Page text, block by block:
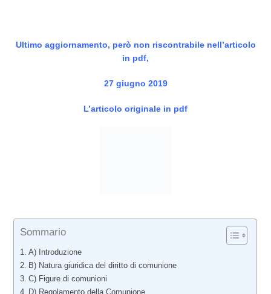
Ultimo aggiornamento, però non riscontrabile nell’articolo
in pdf,
27 giugno 2019
L’articolo originale in pdf
Sommario
A) Introduzione
B) Natura giuridica del diritto di comunione
C) Figure di comunioni
D) Regolamento della Comunione